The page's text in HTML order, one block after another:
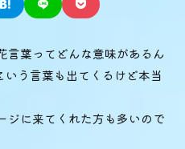
言葉ってどんな意味があるん
いう言葉も出てくるけど本当
ジに来てくれた方も多いので